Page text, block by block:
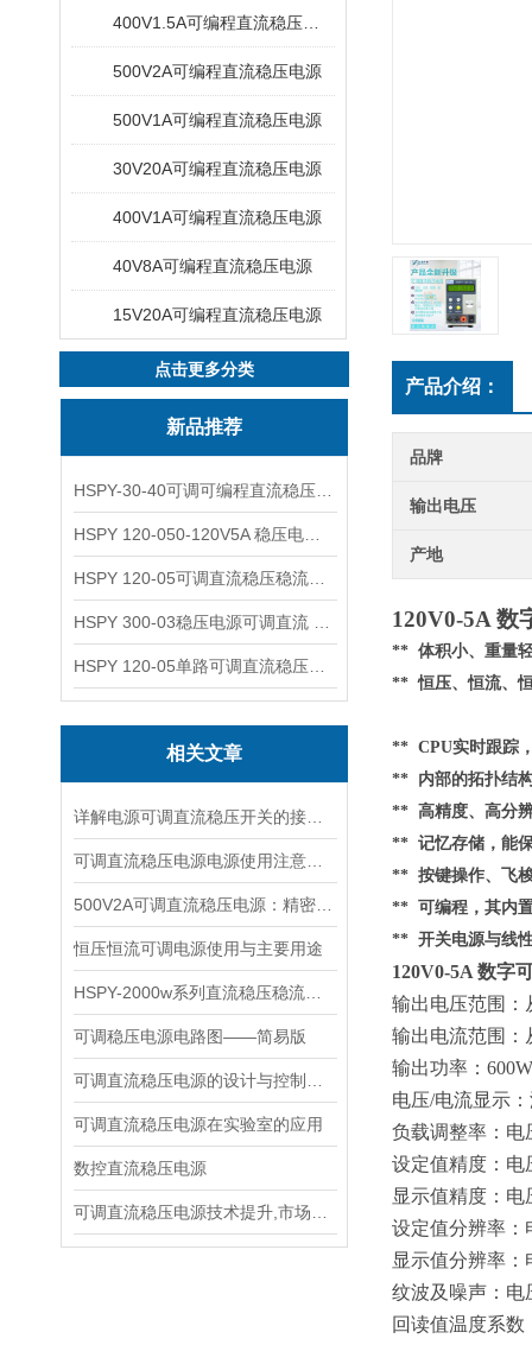
500V2A可编程直流稳压电源
500V1A可编程直流稳压电源
30V20A可编程直流稳压电源
400V1A可编程直流稳压电源
40V8A可编程直流稳压电源
15V20A可编程直流稳压电源
点击更多分类
新品推荐
相关文章
恒压恒流可调电源使用与主要用途
可调稳压电源电路图——简易版
可调直流稳压电源在实验室的应用
数控直流稳压电源
产品介绍：
品牌
输出电压
产地
120V0-5A 数
** 体积小、重量
** 恒压、恒流、
** CPU实时跟踪
** 内部的拓扑结
** 高精度、高分
** 记忆存储，能
** 按键操作、飞
** 可编程，其内
** 开关电源与线
120V0-5A 数字
输出电压范围：
输出电流范围：
输出功率： 600W
电压/电流显示
负载调整率：电
设定值精度：电
显示值精度：电
设定值分辨率：
显示值分辨率：
纹波及噪声：电
回读值温度系数